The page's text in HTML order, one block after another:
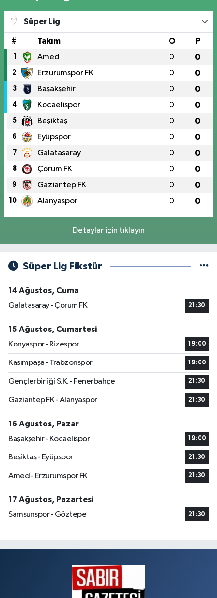
Süper Lig
# Takım O P
1 Amed 0 0
2 Erzurumspor FK 0 0
3 Başakşehir 0 0
4 Kocaelispor 0 0
5 Beşiktaş 0 0
6 Eyüpspor 0 0
7 Galatasaray 0 0
8 Çorum FK 0 0
9 Gaziantep FK 0 0
10 Alanyaspor 0 0
Detaylar için tıklayın
Süper Lig Fikstür
14 Ağustos, Cuma
Galatasaray - Çorum FK
21:30
15 Ağustos, Cumartesi
Konyaspor - Rizespor
19:00
Kasımpaşa - Trabzonspor 19:00
Gençlerbirliği S.K. - Fenerbahçe 21:30
Gaziantep FK - Alanyaspor 21:30
16 Ağustos, Pazar
Başakşehir - Kocaelispor
19:00
Beşiktaş - Eyüpspor 21:30
Amed - Erzurumspor FK 21:30
17 Ağustos, Pazartesi
Samsunspor - Göztepe
21:30